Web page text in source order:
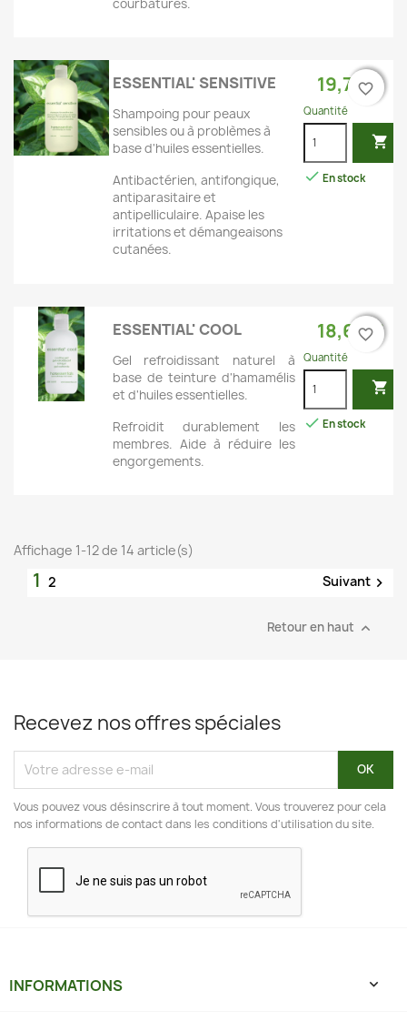
courbatures.
ESSENTIAL' SENSITIVE
Shampoing pour peaux
sensibles ou à problèmes à
base d'huiles essentielles.
Antibactérien, antifongique,
antiparasitaire et
antipelliculaire. Apaise les
irritations et démangeaisons
cutanées.
19,70 €
Quantité

favorite_border
 En stock
favorite_border
ESSENTIAL' COOL
Gel refroidissant naturel à
base de teinture d'hamamélis
et d'huiles essentielles.
Refroidit durablement les
membres. Aide à réduire les
engorgements.
18,60 €
Quantité

favorite_border
 En stock
favorite_border
Affichage 1-12 de 14 article(s)
1 2 Suivant 
Retour en haut 
Recevez nos offres spéciales
Vous pouvez vous désinscrire à tout moment. Vous trouverez pour cela
nos informations de contact dans les conditions d'utilisation du site.
INFORMATIONS 